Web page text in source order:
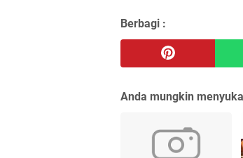
Berbagi :
Anda mungkin